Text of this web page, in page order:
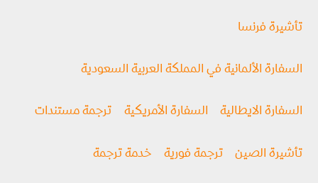
تأشيرة فرنسا
السفارة الألمانية في المملكة العربية السعودية
السفارة الايطالية السفارة الأمريكية ترجمة مستندات
تأشيرة الصين ترجمة فورية خدمة ترجمة